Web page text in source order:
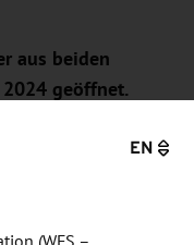
aus beiden
geöffnet.
tschechischen
und resiliente
Personen und
EN